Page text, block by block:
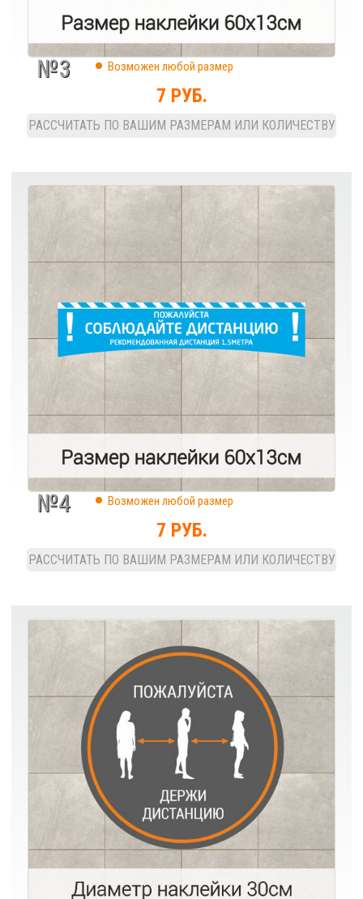
№3 Возможен любой размер
7 РУБ.
РАССЧИТАТЬ ПО ВАШИМ РАЗМЕРАМ ИЛИ КОЛИЧЕСТВУ
№4 Возможен любой размер
7 РУБ.
РАССЧИТАТЬ ПО ВАШИМ РАЗМЕРАМ ИЛИ КОЛИЧЕСТВУ